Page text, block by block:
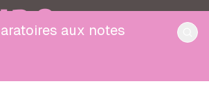
aux notes